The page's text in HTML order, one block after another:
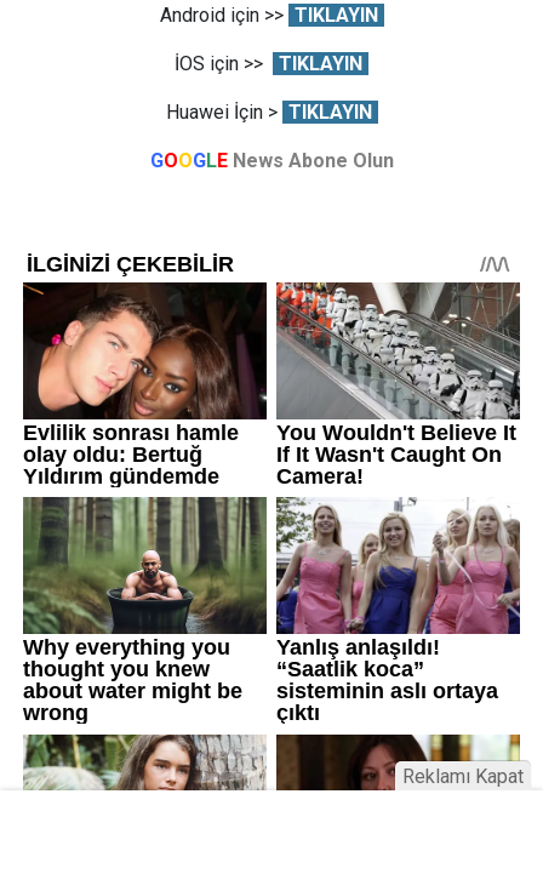
Android için >> TIKLAYIN
İOS için >> TIKLAYIN
Huawei İçin > TIKLAYIN
GOOGLE News Abone Olun
Reklamı Kapat